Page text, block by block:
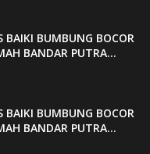
BAIKI BUMBUNG BOCOR
BANDAR PUTRA...
BAIKI BUMBUNG BOCOR
BANDAR PUTRA...